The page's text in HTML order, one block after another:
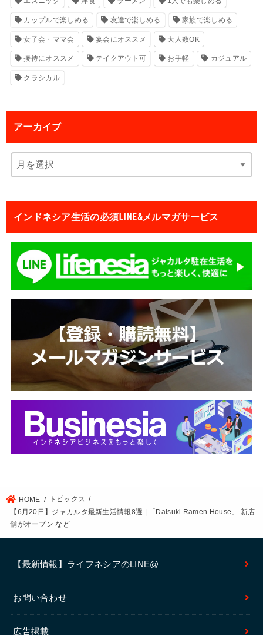
カップルで楽しめる 友達で楽しめる 家族で楽しめる
女子会・ママ会 宴会にオススメ 大人数OK
接待にオススメ テイクアウト可 お手軽 カジュアル
クラシカル
アーカイブ
インドネシア生活の必須LINE&メルマガサービス
HOME
トピックス
【6月20日】ジャカルタ最新生活情報8選 | 「Daisuki Ramen House」 新店
舗がオープン など
【最新情報】ライフネシアのLINE@
お問い合わせ
広告掲載